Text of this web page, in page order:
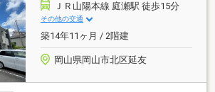
ＪＲ山陽本線 庭瀬駅 徒歩15分
その他の交通
築14年11ヶ月 / 2階建
岡山県岡山市北区延友